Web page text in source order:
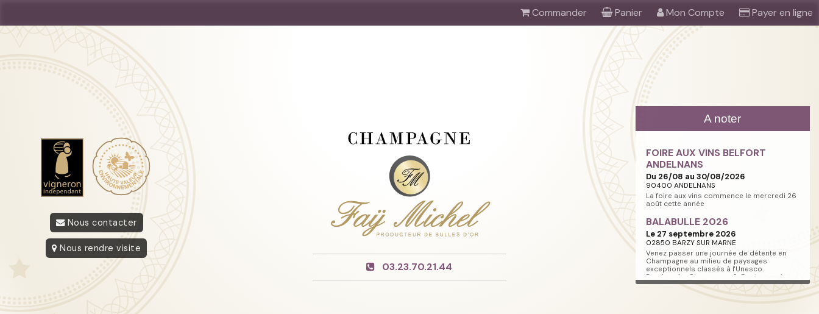
Commander Panier Mon Compte Payer en ligne
Nous contacter
Nous rendre visite
03.23.70.21.44
A noter
FOIRE AUX VINS BELFORT
ANDELNANS
Du 26/08 au 30/08/2026
90400 ANDELNANS
La foire aux vins commence le mercredi 26
août cette année
BALABULLE 2026
Le 27 septembre 2026
02850 BARZY SUR MARNE
Venez passer une journée de détente en
Champagne au milieu de paysages
exceptionnels classés à l'Unesco.
Randonnée, Champagne & Gastronomie au
RDV.